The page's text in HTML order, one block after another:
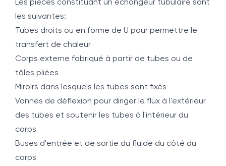
Les pièces constituant un échangeur tubulaire sont
les suivantes:
Tubes droits ou en forme de U pour permettre le
transfert de chaleur
Corps externe fabriqué à partir de tubes ou de
tôles pliées
Miroirs dans lesquels les tubes sont fixés
Vannes de déflexion pour diriger le flux à l'extérieur
des tubes et soutenir les tubes à l'intérieur du
corps
Buses d'entrée et de sortie du fluide du côté du
corps